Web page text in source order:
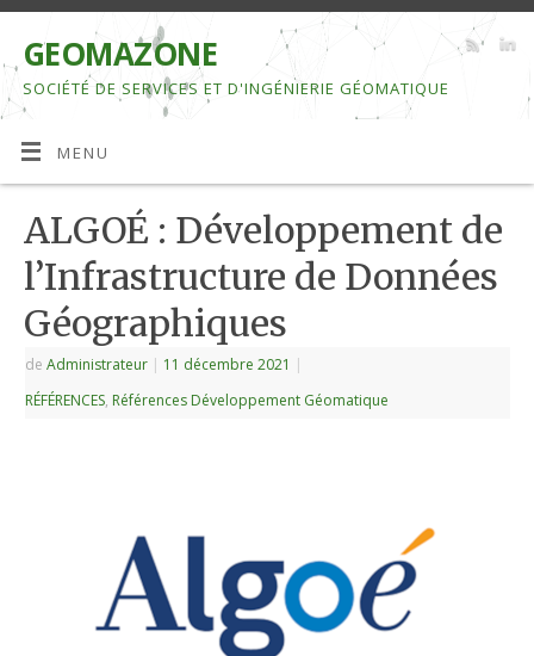
GEOMAZONE
SOCIÉTÉ DE SERVICES ET D'INGÉNIERIE GÉOMATIQUE
MENU
ALGOÉ : Développement de
l’Infrastructure de Données
Géographiques
deAdministrateur | 11 décembre 2021 |
RÉFÉRENCES, Références Développement Géomatique